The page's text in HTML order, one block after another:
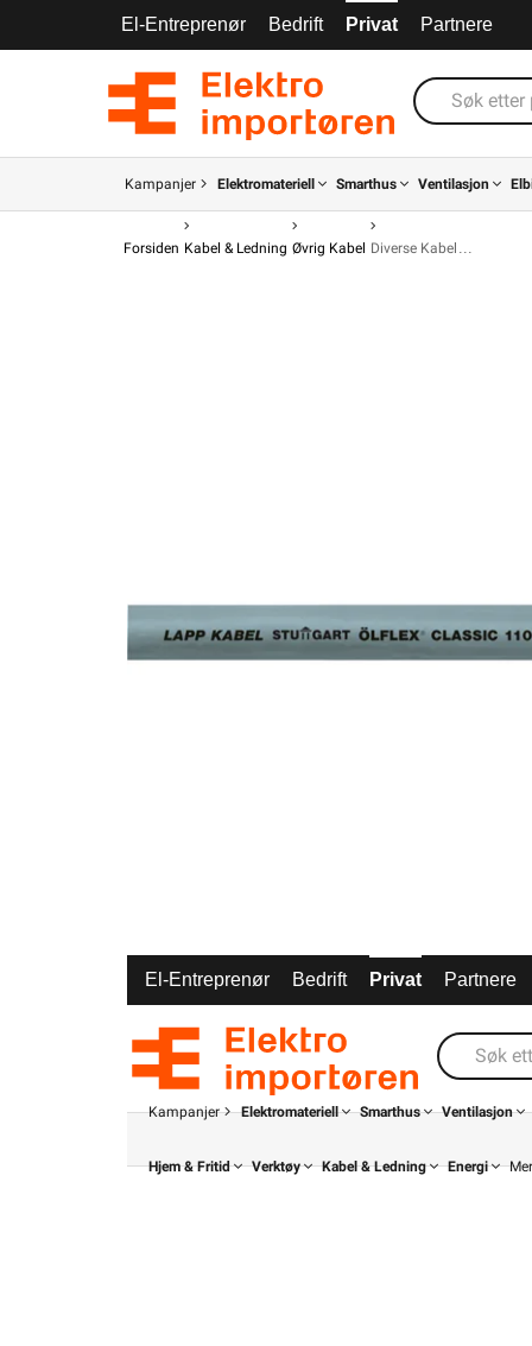
El-Entreprenør Bedrift Privat Partnere
Kampanjer Elektromateriell Smarthus Ventilasjon
Forsiden Kabel & Ledning Øvrig Kabel Diverse Kabel
El-Entreprenør Bedrift Privat Partnere
Kampanjer Elektromateriell Smarthus Ventilasjon
Hjem & Fritid Verktøy Kabel & Ledning Energi Mer